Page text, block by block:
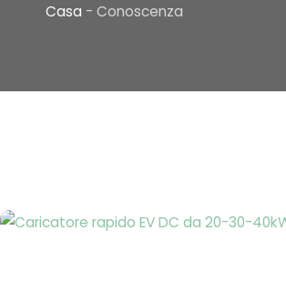
Casa - Conoscenza
Pagina
PaginaPaginaPagina